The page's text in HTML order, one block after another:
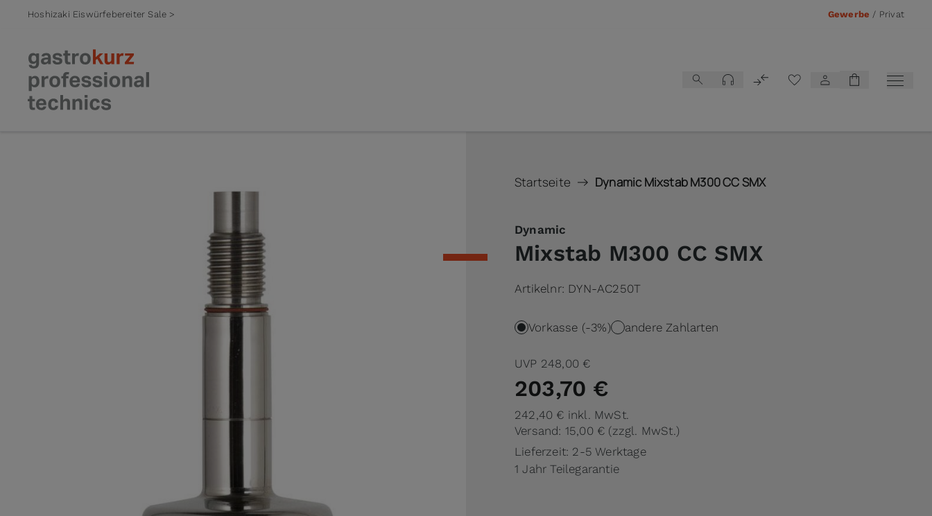
Hoshizaki Eiswürfebereiter Sale > Gewerbe / Privat
Startseite Dynamic Mixstab M300 CC SMX
Dynamic
Mixstab M300 CC SMX
Artikelnr: DYN-AC250T
Vorkasse (-3%) andere Zahlarten
UVP 248,00 €
203,70 €
242,40 € inkl. MwSt.
Versand: 15,00 € (zzgl. MwSt.)
Lieferzeit: 2-5 Werktage
1 Jahr Teilegarantie